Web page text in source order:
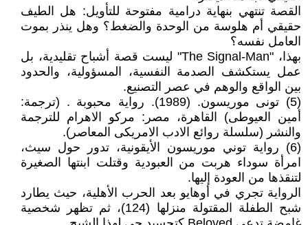
القصة تنتهي بنهاية درامية مفتوحة للتأويل: هل الطيف
حقيقي أم هلوسة من الوحدة والضغط؟ وهل ينذر بموت
العامل نفسه؟
بهذا، "The Signal-Man" ليست قصة أشباح تقليدية، بل
عمل يستكشف الصدمة النفسية، المسؤولية، والحدود
بين الواقع والوهم في عصر التصنيع.
(5) تونى موريسون. (1989). رواية محبوبة . (ترجمة:
أمين العيوطى) القاهرة، مصر: مركو الاهرام للترجمة
والنشر (سلسلة روائع الادب الامريكى المعاصر).
(6) رواية توني موريسون الأيقونية، تدور حول سيث،
امرأة سوداء هربت من العبودية وقتلت ابنتها الصغيرة
لتنقذها من العودة إليها.
الرواية تجري في أوهايو بعد الحرب الأهلية، حيث يطارد
شبح الطفلة المقتولة منزلها (124)، ثم تظهر شخصية